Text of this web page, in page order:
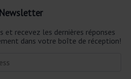
Newsletter
et recevez les dernières réponses
dans votre boîte de réception!